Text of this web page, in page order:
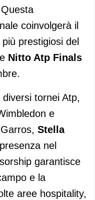
coinvolgerà il
prestigiosi del
Nitto Atp Finals
tornei Atp,
e
Stella
nel
garantisce
e la
aree hospitality,